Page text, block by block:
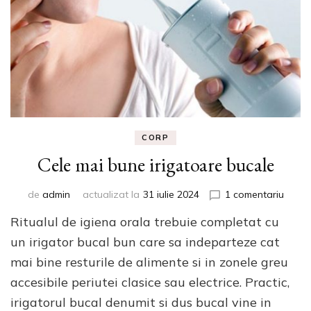
CORP
Cele mai bune irigatoare bucale
de admin actualizat la 31 iulie 2024 1 comentariula
Ritualul de igiena orala trebuie completat cu
un irigator bucal bun care sa indeparteze cat
mai bine resturile de alimente si in zonele greu
accesibile periutei clasice sau electrice. Practic,
irigatorul bucal denumit si dus bucal vine in